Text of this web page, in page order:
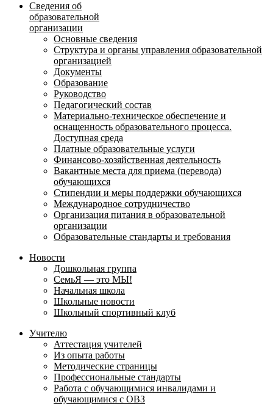
Сведения об
образовательной
организации
Основные сведения
Структура и органы управления образовательной
организацией
Документы
Образование
Руководство
Педагогический состав
Материально-техническое обеспечение и
оснащенность образовательного процесса.
Доступная среда
Платные образовательные услуги
Финансово-хозяйственная деятельность
Вакантные места для приема (перевода)
обучающихся
Стипендии и меры поддержки обучающихся
Международное сотрудничество
Организация питания в образовательной
организации
Образовательные стандарты и требования
Новости
Дошкольная группа
СемьЯ — это МЫ!
Начальная школа
Школьные новости
Школьный спортивный клуб
Учителю
Аттестация учителей
Из опыта работы
Методические страницы
Профессиональные стандарты
Работа с обучающимися инвалидами и
обучающимися с ОВЗ